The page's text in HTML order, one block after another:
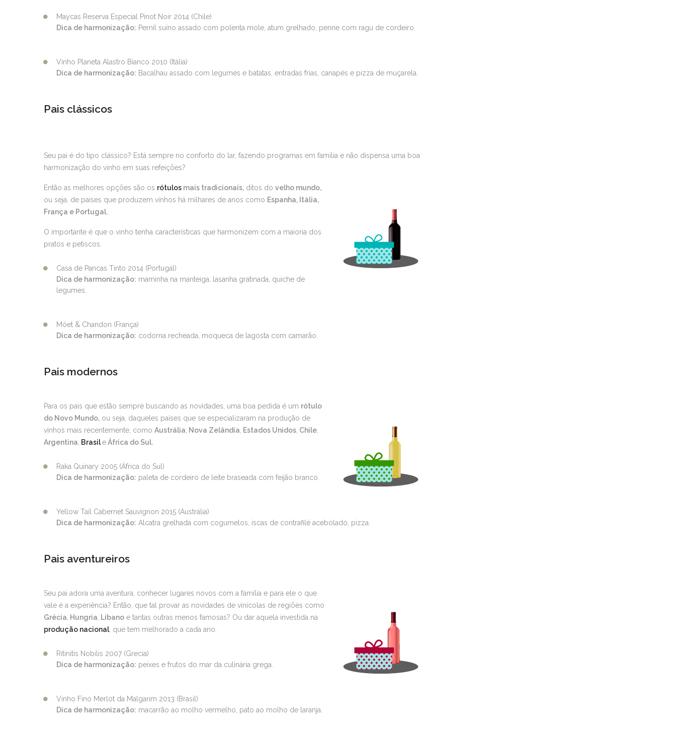
Maycas Reserva Especial Pinot Noir 2014 (Chile)
Dica de harmonização: Pernil suíno assado com polenta mole, atum grelhado, penne com ragu de cordeiro.
Vinho Planeta Alastro Bianco 2010 (Itália)
Dica de harmonização: Bacalhau assado com legumes e batatas, entradas frias, canapés e pizza de muçarela.
Pais clássicos
Seu pai é do tipo clássico? Está sempre no conforto do lar, fazendo programas em família e não dispensa uma boa
harmonização do vinho em suas refeições?
Então as melhores opções são os rótulos mais tradicionais, ditos do velho mundo,
ou seja, de países que produzem vinhos há milhares de anos como Espanha, Itália,
França e Portugal.
O importante é que o vinho tenha características que harmonizem com a maioria dos
pratos e petiscos.
Casa de Pancas Tinto 2014 (Portugal)
Dica de harmonização: maminha na manteiga, lasanha gratinada, quiche de
legumes.
Möet & Chandon (França)
Dica de harmonização: codorna recheada, moqueca de lagosta com camarão.
Pais modernos
Para os pais que estão sempre buscando as novidades, uma boa pedida é um rótulo
do Novo Mundo, ou seja, daqueles países que se especializaram na produção de
vinhos mais recentemente, como Austrália Nova Zelândia Estados Unidos Chile
Argentina BrasileÁfrica do Sul.
Raka Quinary 2005 (África do Sul)
Dica de harmonização: paleta de cordeiro de leite braseada com feijão branco.
Yellow Tail Cabernet Sauvignon 2015 (Austrália)
Dica de harmonização: Alcatra grelhada com cogumelos, iscas de contrafilé acebolado, pizza.
Pais aventureiros
Seu pai adora uma aventura, conhecer lugares novos com a família e para ele o que
vale é a experiência? Então, que tal provar as novidades de vinícolas de regiões como
Grécia Hungria Líbano e tantas outras menos famosas? Ou dar aquela investida na
produção nacional, que tem melhorado a cada ano.
Ritinitis Nobilis 2007 (Grecia)
Dica de harmonização: peixes e frutos do mar da culinária grega.
Vinho Fino Merlot da Malgarim 2013 (Brasil)
Dica de harmonização: macarrão ao molho vermelho, pato ao molho de laranja.